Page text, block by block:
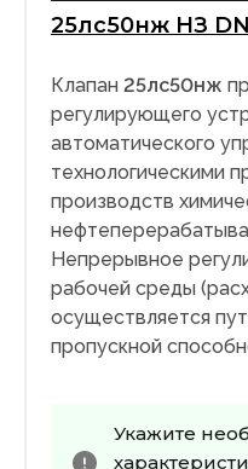
25лс50нж НЗ
Клапан 25лс50нж
регулирующего
автоматического
технологическими
производств
Непрерывное
рабочей среды
осуществляется
пропускной
Укажите